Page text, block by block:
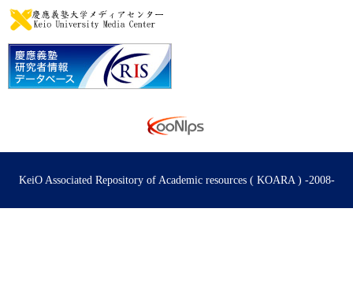
KeiO Associated Repository of Academic resources ( KOARA ) -2008-